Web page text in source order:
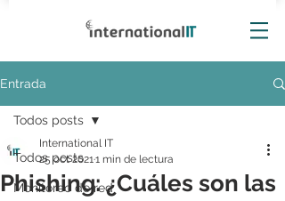
Entrada
Todos posts
Monitoreo de red
Todos posts
Phishing: ¿Cuáles son las
International IT
25 oct 20211 min de lectura